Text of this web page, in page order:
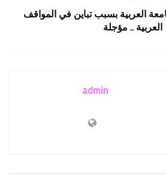
العربية بسبب تباين في المواقف
العربية .. مؤجلة
admin